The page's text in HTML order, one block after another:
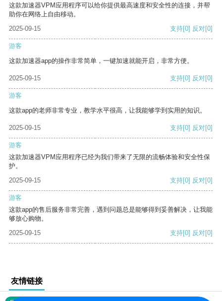
这款加速器VPM应用程序可以给你提供最高速度和安全性的连接，并帮
助你在网络上自由移动。
2025-09-15
支持[0] 反对[0]
游客
这款加速器app的操作非常简单，一键加速就能开启，非常方便。
2025-09-15 支持[0] 反对[0]
游客
这款app的老师非常专业，教学水平很高，让我能够学到实用的知识。
2025-09-15 支持[0] 反对[0]
游客
这款加速器VPM应用程序已经为我们带来了无限的流畅体验和安全性保
护。
2025-09-15
支持[0] 反对[0]
游客
这款app的售后服务非常完善，遇到问题总是能够得到妥善解决，让我能
够放心购物。
2025-09-15
支持[0] 反对[0]
友情链接